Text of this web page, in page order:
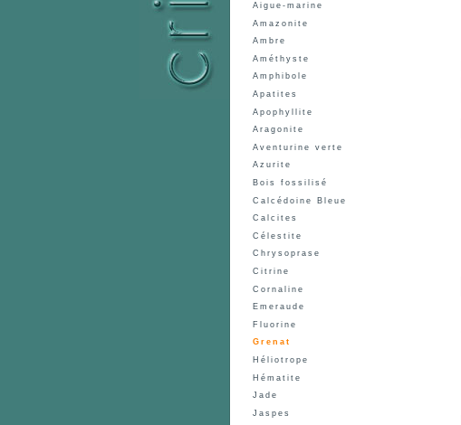
Aigue-marine
Amazonite
Ambre
Améthyste
Amphibole
Apatites
Apophyllite
Aragonite
Aventurine verte
Azurite
Bois fossilisé
Calcédoine Bleue
Calcites
Célestite
Chrysoprase
Citrine
Cornaline
Emeraude
Fluorine
Grenat
Héliotrope
Hématite
Jade
Jaspes